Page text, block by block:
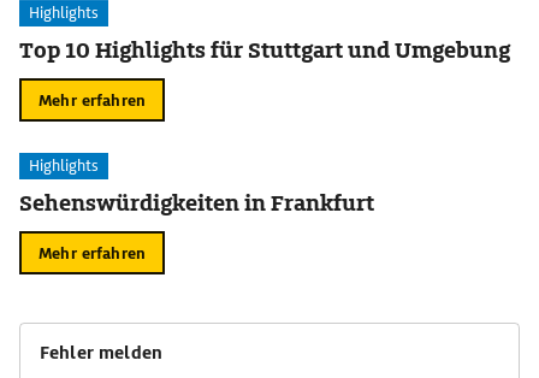
Highlights
Top 10 Highlights für Stuttgart und Umgebung
Mehr erfahren
Highlights
Sehenswürdigkeiten in Frankfurt
Mehr erfahren
Fehler melden